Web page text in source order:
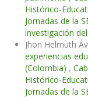
Histórico-
Jornadas de la
investigación
Jhon Helmuth
experiencias
(Colombia) ,
Histórico-
Jornadas de la